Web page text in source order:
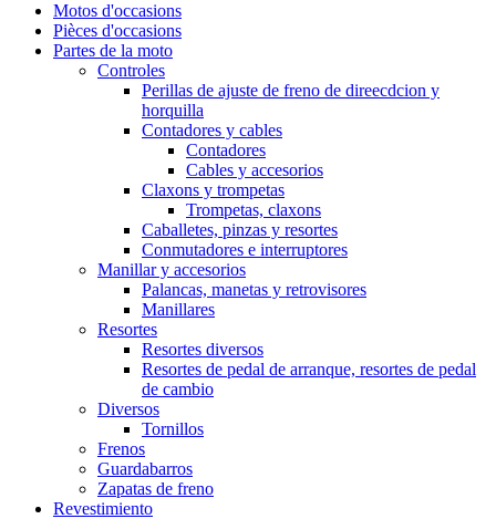
Motos d'occasions
Pièces d'occasions
Partes de la moto
Controles
Perillas de ajuste de freno de direecdcion y
horquilla
Contadores y cables
Contadores
Cables y accesorios
Claxons y trompetas
Trompetas, claxons
Caballetes, pinzas y resortes
Conmutadores e interruptores
Manillar y accesorios
Palancas, manetas y retrovisores
Manillares
Resortes
Resortes diversos
Resortes de pedal de arranque, resortes de pedal
de cambio
Diversos
Tornillos
Frenos
Guardabarros
Zapatas de freno
Revestimiento